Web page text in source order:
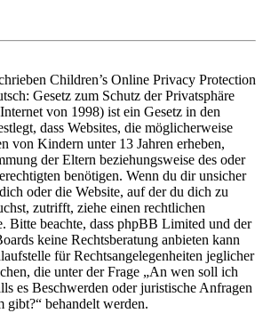
Children’s Online Privacy Protection
Gesetz zum Schutz der Privatsphäre
von 1998) ist ein Gesetz in den
dass Websites, die möglicherweise
von Kindern unter 13 Jahren erheben,
der Eltern beziehungsweise des oder
benötigen. Wenn du dir unsicher
oder die Website, auf der du dich zu
zutrifft, ziehe einen rechtlichen
Bitte beachte, dass phpBB Limited und der
keine Rechtsberatung anbieten kann
für Rechtsangelegenheiten jeglicher
die unter der Frage „An wen soll ich
es Beschwerden oder juristische Anfragen
gibt?“ behandelt werden.